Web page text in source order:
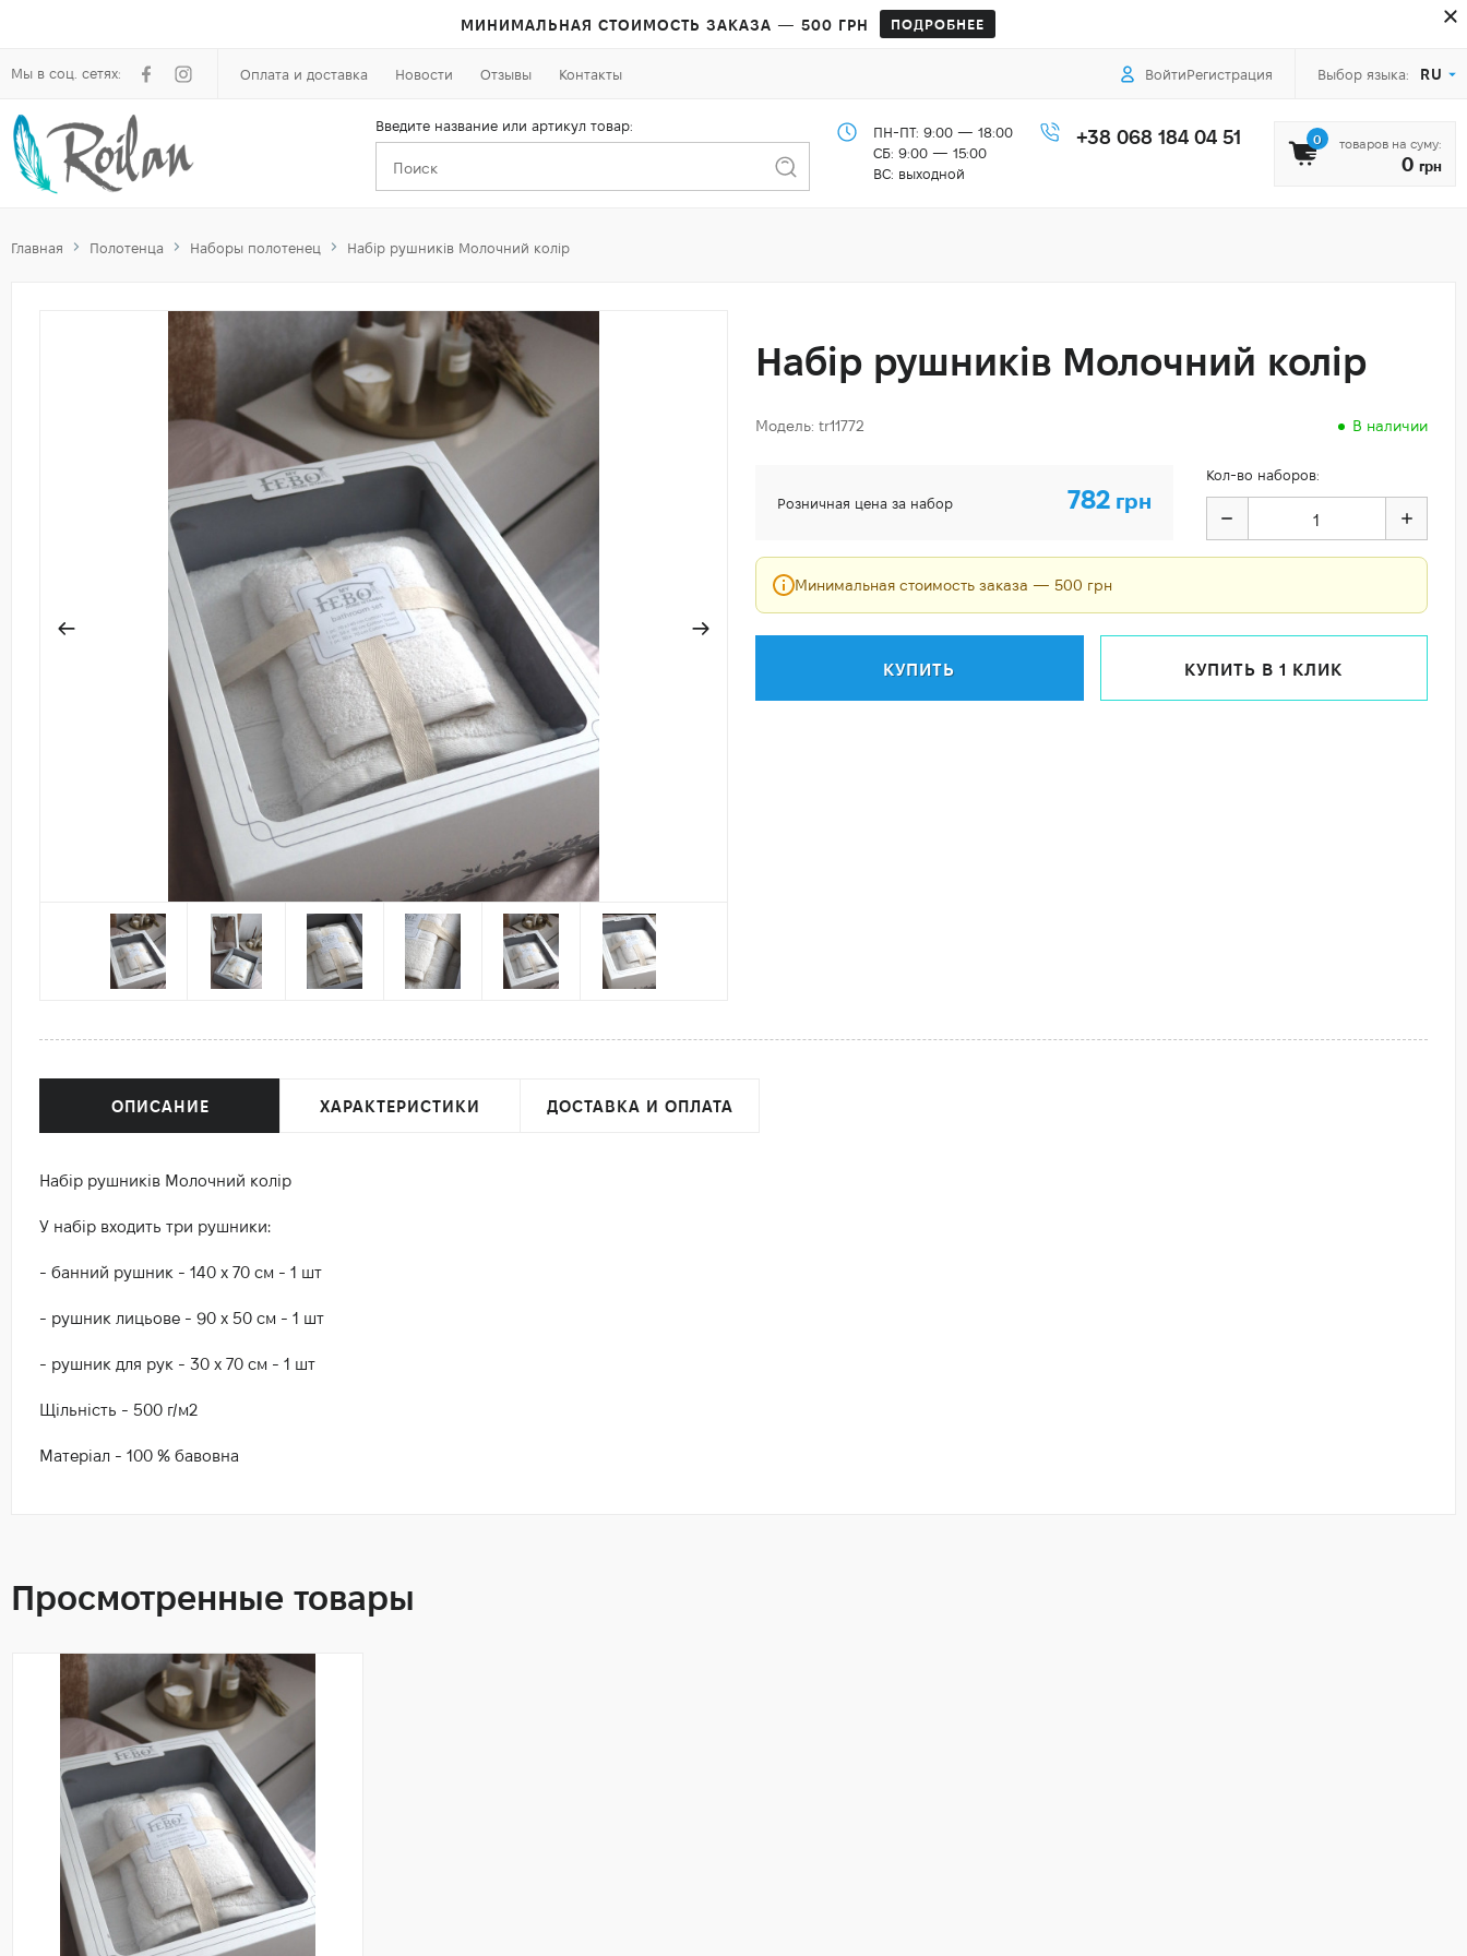
МИНИМАЛЬНАЯ СТОИМОСТЬ ЗАКАЗА — 500 ГРН ПОДРОБНЕЕ
Мы в соц. сетях: Оплата и доставка Новости Отзывы Контакты ВойтиРегистрация Выбор языка: RU
Введите название или артикул товар:
ПН-ПТ: 9:00 — 18:00
СБ: 9:00 — 15:00
ВС: выходной
+38 068 184 04 51 0 товаров на суму:
0 грн
Главная Полотенца Наборы полотенец Набір рушників Молочний колір
Набір рушників Молочний колір
Модель: tr11772 В наличии
Розничная цена за набор 782 грн
Кол-во наборов:
Минимальная стоимость заказа — 500 грн
КУПИТЬ КУПИТЬ В 1 КЛИК
ОПИСАНИЕ ХАРАКТЕРИСТИКИ ДОСТАВКА И ОПЛАТА
Набір рушників Молочний колір
У набір входить три рушники:
- банний рушник - 140 х 70 см - 1 шт
- рушник лицьове - 90 х 50 см - 1 шт
- рушник для рук - 30 х 70 см - 1 шт
Щільність - 500 г/м2
Матеріал - 100 % бавовна
Просмотренные товары